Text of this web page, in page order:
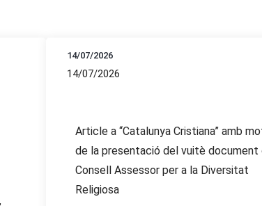
14/07/2026
14/07/2026
Article a “Catalunya Cristiana” amb
de la presentació del vuitè document
Consell Assessor per a la Diversitat
Religiosa